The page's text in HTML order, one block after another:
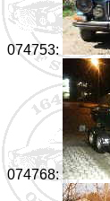
074753:
074768: